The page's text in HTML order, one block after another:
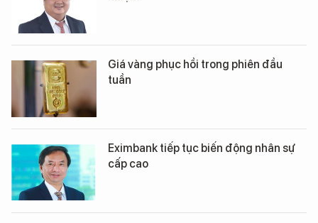
Giá vàng phục hồi trong phiên đầu
tuần
Eximbank tiếp tục biến động nhân sự
cấp cao